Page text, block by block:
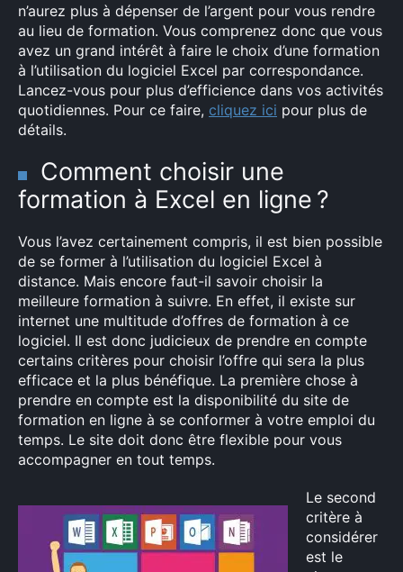
n’aurez plus à dépenser de l’argent pour vous rendre
au lieu de formation. Vous comprenez donc que vous
avez un grand intérêt à faire le choix d’une formation
à l’utilisation du logiciel Excel par correspondance.
Lancez-vous pour plus d’efficience dans vos activités
quotidiennes. Pour ce faire, cliquez ici pour plus de
détails.
Comment choisir une
formation à Excel en ligne ?
Vous l’avez certainement compris, il est bien possible
de se former à l’utilisation du logiciel Excel à
distance. Mais encore faut-il savoir choisir la
meilleure formation à suivre. En effet, il existe sur
internet une multitude d’offres de formation à ce
logiciel. Il est donc judicieux de prendre en compte
certains critères pour choisir l’offre qui sera la plus
efficace et la plus bénéfique. La première chose à
prendre en compte est la disponibilité du site de
formation en ligne à se conformer à votre emploi du
temps. Le site doit donc être flexible pour vous
accompagner en tout temps.
Le second
critère à
considérer
est le